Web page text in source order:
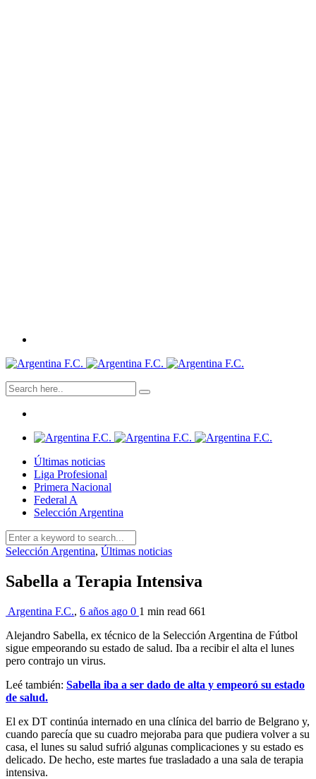
Últimas noticias
Liga Profesional
Primera Nacional
Federal A
Selección Argentina
Selección Argentina, Últimas noticias
Sabella a Terapia Intensiva
Argentina F.C., 6 años ago 0 1 min read 661
Alejandro Sabella, ex técnico de la Selección Argentina de Fútbol
sigue empeorando su estado de salud. Iba a recibir el alta el lunes
pero contrajo un virus.
Leé también: Sabella iba a ser dado de alta y empeoró su estado
de salud.
El ex DT continúa internado en una clínica del barrio de Belgrano y,
cuando parecía que su cuadro mejoraba para que pudiera volver a su
casa, el lunes su salud sufrió algunas complicaciones y su estado es
delicado. De hecho, este martes fue trasladado a una sala de terapia
intensiva.